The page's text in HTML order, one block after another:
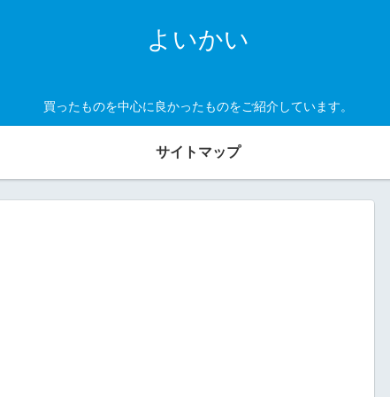
よいかい
買ったものを中心に良かったものをご紹介しています。
サイトマップ